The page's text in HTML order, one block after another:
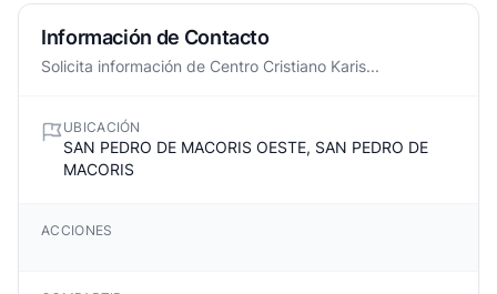
Información de Contacto
Solicita información de Centro Cristiano Karis...
UBICACIÓN
SAN PEDRO DE MACORIS OESTE, SAN PEDRO DE
MACORIS
ACCIONES